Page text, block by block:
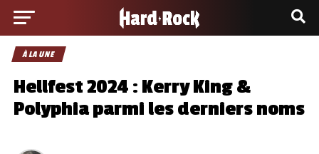
À LA UNE
Hellfest 2024 : Kerry King &
Polyphia parmi les derniers noms